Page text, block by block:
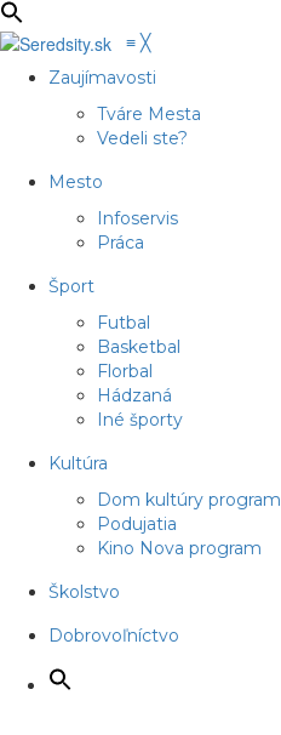
≡ ╳
Zaujímavosti
Tváre Mesta
Vedeli ste?
Mesto
Infoservis
Práca
Šport
Futbal
Basketbal
Florbal
Hádzaná
Iné športy
Kultúra
Dom kultúry program
Podujatia
Kino Nova program
Školstvo
Dobrovoľníctvo